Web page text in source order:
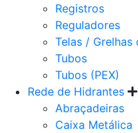
Registros
Reguladores
Telas / Grelhas
Tubos
Tubos (PEX)
Rede de Hidrantes
Abraçadeiras
Caixa Metálica